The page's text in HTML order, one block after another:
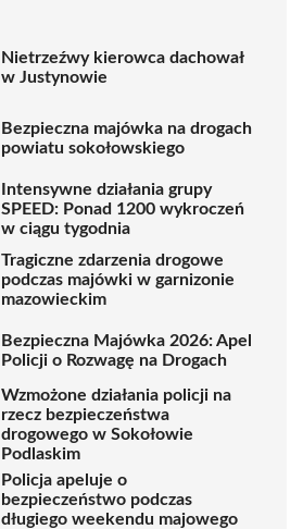
Nietrzeźwy kierowca dachował
w Justynowie
Bezpieczna majówka na drogach
powiatu sokołowskiego
Intensywne działania grupy
SPEED: Ponad 1200 wykroczeń
w ciągu tygodnia
Tragiczne zdarzenia drogowe
podczas majówki w garnizonie
mazowieckim
Bezpieczna Majówka 2026: Apel
Policji o Rozwagę na Drogach
Wzmożone działania policji na
rzecz bezpieczeństwa
drogowego w Sokołowie
Podlaskim
Policja apeluje o
bezpieczeństwo podczas
długiego weekendu majowego